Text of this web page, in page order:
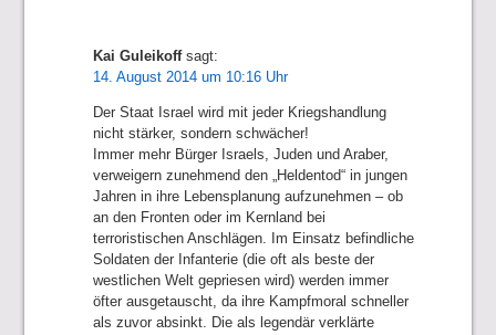
Kai Guleikoff sagt:
14. August 2014 um 10:16 Uhr
Der Staat Israel wird mit jeder Kriegshandlung
nicht stärker, sondern schwächer!
Immer mehr Bürger Israels, Juden und Araber,
verweigern zunehmend den „Heldentod“ in jungen
Jahren in ihre Lebensplanung aufzunehmen – ob
an den Fronten oder im Kernland bei
terroristischen Anschlägen. Im Einsatz befindliche
Soldaten der Infanterie (die oft als beste der
westlichen Welt gepriesen wird) werden immer
öfter ausgetauscht, da ihre Kampfmoral schneller
als zuvor absinkt. Die als legendär verklärte